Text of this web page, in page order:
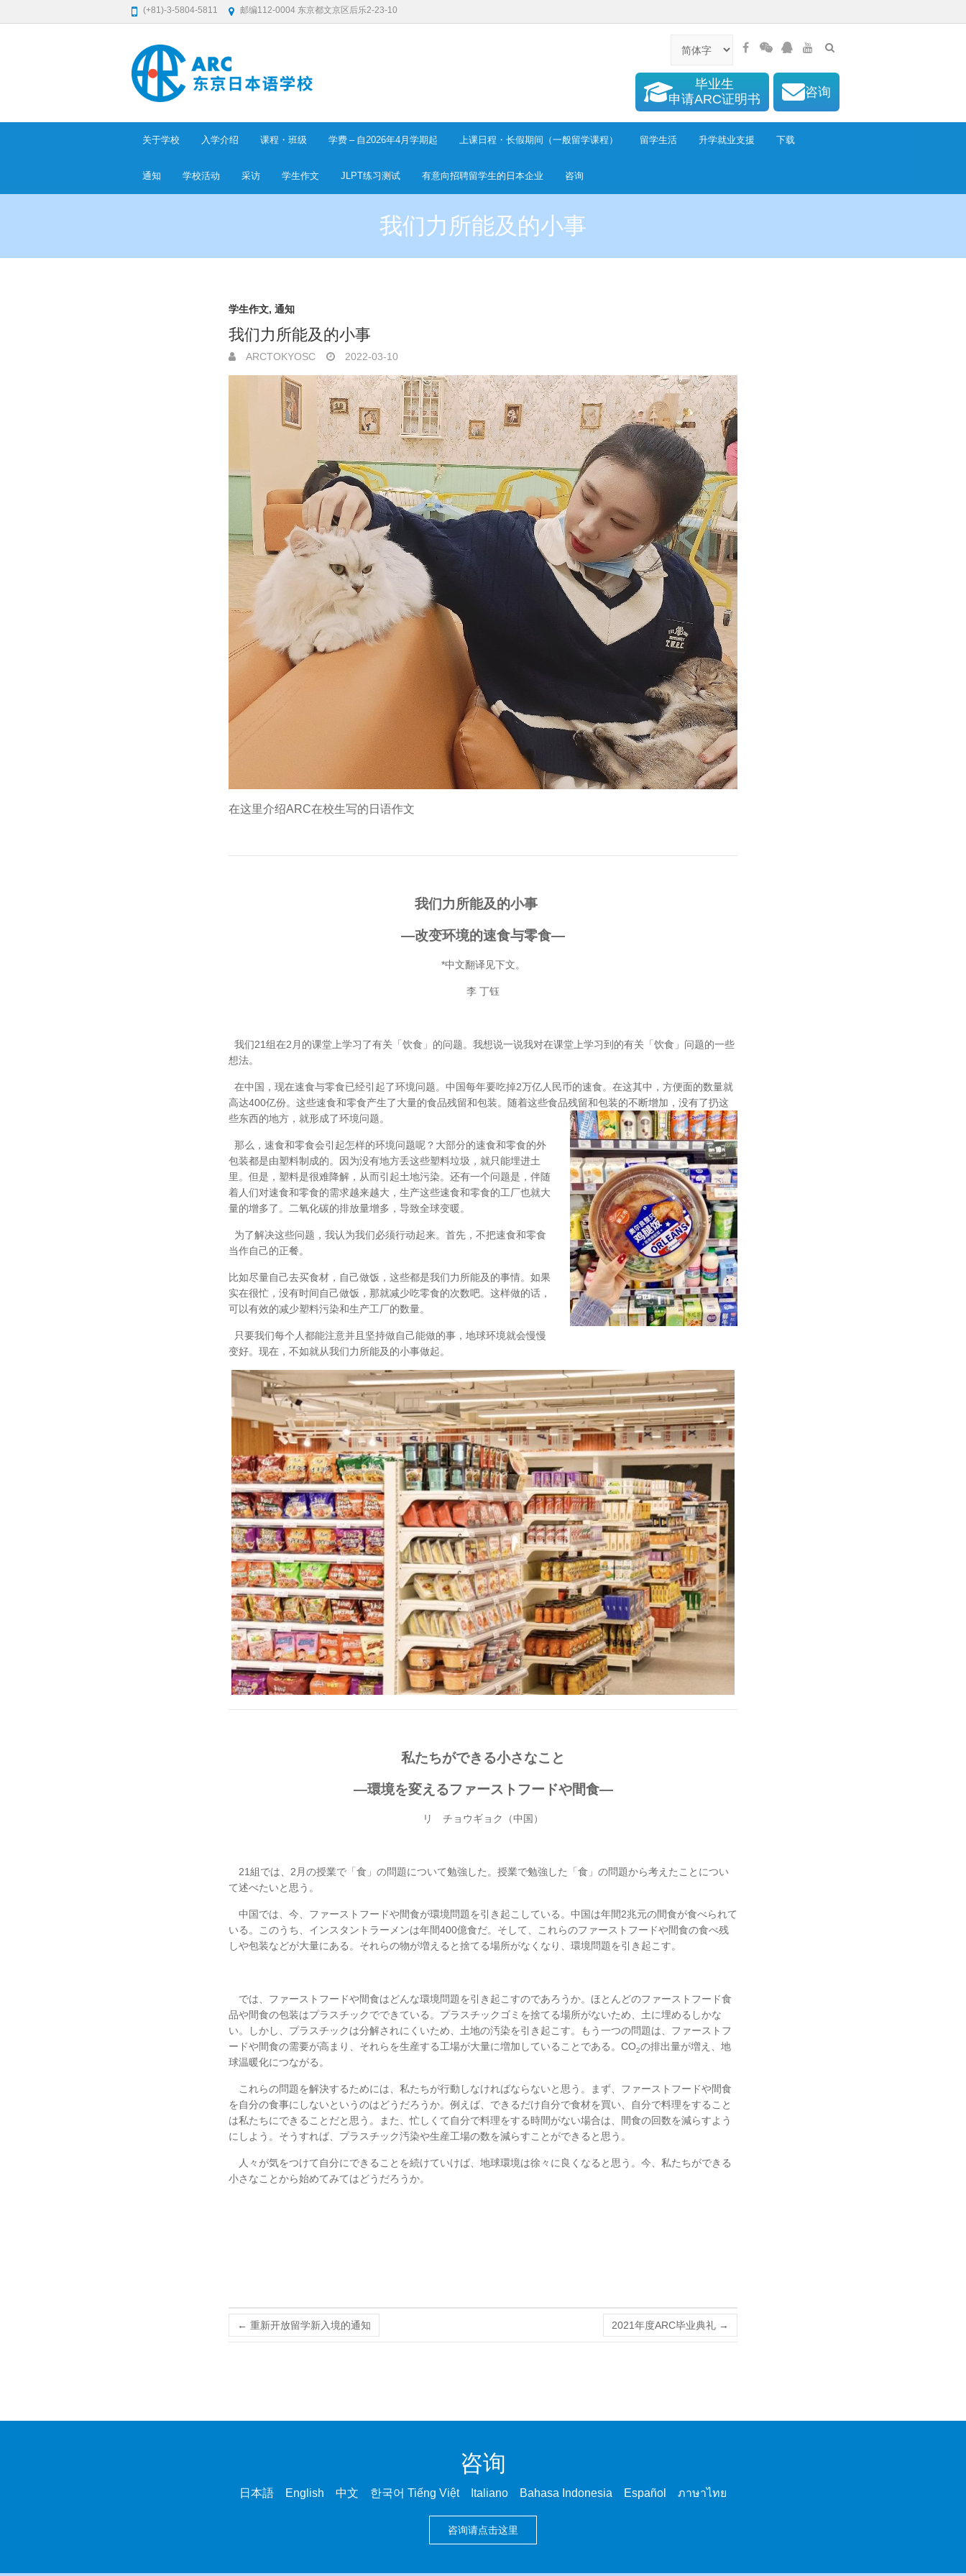
(+81)-3-5804-5811 邮编112-0004 东京都文京区后乐2-23-10
毕业生
申请ARC证明书
咨询
关于学校 入学介绍 课程・班级 学费 – 自2026年4月学期起 上课日程・长假期间（一般留学课程） 留学生活 升学就业支援 下载
通知 学校活动 采访 学生​作文 JLPT练习测试 有意向招聘留学生的日本企业 咨询
我们力所能及的小事
学生​作文, 通知
我们力所能及的小事
ARCTOKYOSC 2022-03-10
在这里介绍ARC在校生写的日语作文
我们力所能及的小事
—改变环境的速食与零食—
*中文翻译见下文。
李 丁钰
我们 21 组在2 月的课堂上学习了有关「饮食」的问题。我想说一说我对在课堂上学习到的有关「饮食」问题的一些
想法。
在中国，现在速食与零食已经引起了环境问题。中国每年要吃掉2万亿人民币的速食。在这其中，方便面的数量就
高达400亿份。这些速食和零食产生了大量的食品残留和包装。随着这些食品残留和包装的不断增加，没有了扔这
些东西的地方，就形成了环境问题。
那么，速食和零食会引起怎样的环境问题呢？大部分的速食和零食的外
包装都是由塑料制成的。因为没有地方丢这些塑料垃圾，就只能埋进土
里。但是，塑料是很难降解，从而引起土地污染。还有一个问题是，伴随
着人们对速食和零食的需求越来越大，生产这些速食和零食的工厂也就大
量的增多了。二氧化碳的排放量增多，导致全球变暖。
为了解决这些问题，我认为我们必须行动起来。首先，不把速食和零食
当作自己的正餐。
比如尽量自己去买食材，自己做饭，这些都是我们力所能及的事情。如果
实在很忙，没有时间自己做饭，那就减少吃零食的次数吧。这样做的话，
可以有效的减少塑料污染和生产工厂的数量。
只要我们每个人都能注意并且坚持做自己能做的事，地球环境就会慢慢
变好。现在，不如就从我们力所能及的小事做起。
私たちができる小さなこと
―環境を変えるファーストフードや間食―
リ チョウギョク（中国）
21組では、2月の授業で「食」の問題について勉強した。授業で勉強した「食」の問題から考えたことについ
て述べたいと思う。
中国では、今、ファーストフードや間食が環境問題を引き起こしている。中国は年間2兆元の間食が食べられて
いる。このうち、インスタントラーメンは年間400億食だ。そして、これらのファーストフードや間食の食べ残
しや包装などが大量にある。それらの物が増えると捨てる場所がなくなり、環境問題を引き起こす。
では、ファーストフードや間食はどんな環境問題を引き起こすのであろうか。ほとんどのファーストフード食
品や間食の包装はプラスチックでできている。プラスチックゴミを捨てる場所がないため、土に埋めるしかな
い。しかし、プラスチックは分解されにくいため、土地の汚染を引き起こす。もう一つの問題は、ファーストフ
ードや間食の需要が高まり、それらを生産する工場が大量に増加していることである。CO2の排出量が増え、地
球温暖化につながる。
これらの問題を解決するためには、私たちが行動しなければならないと思う。まず、ファーストフードや間食
を自分の食事にしないというのはどうだろうか。例えば、できるだけ自分で食材を買い、自分で料理をすること
は私たちにできることだと思う。また、忙しくて自分で料理をする時間がない場合は、間食の回数を減らすよう
にしよう。そうすれば、プラスチック汚染や生産工場の数を減らすことができると思う。
人々が気をつけて自分にできることを続けていけば、地球環境は徐々に良くなると思う。今、私たちができる
小さなことから始めてみてはどうだろうか。
← 重新开放留学新入境的通知 2021年度ARC毕业典礼 →
咨询
日本語 English 中文 한국어 Tiếng Việt Italiano Bahasa Indonesia Español ภาษาไทย
咨询请点击这里